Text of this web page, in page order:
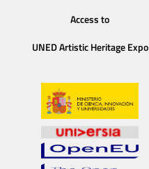
Access to
UNED Artistic Heritage Expo